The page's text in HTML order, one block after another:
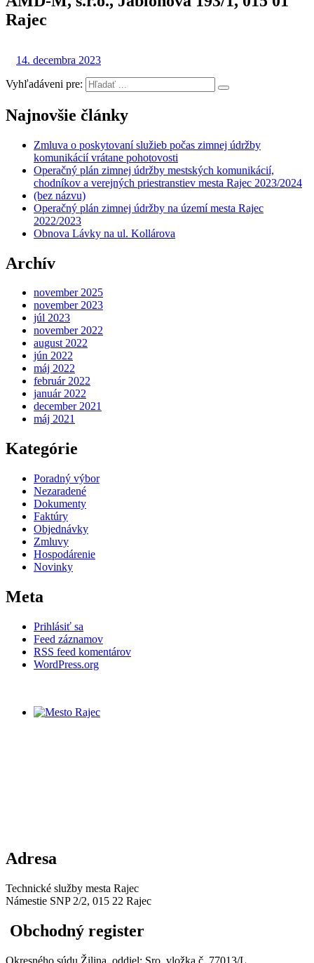
Rajec
14. decembra 2023
Vyhľadáveni pre:
Najnovšie články
Zmluva o poskytovaní služieb počas zimnej údržby
komunikácií vrátane pohotovosti
Operačný plán zimnej údržby mestských komunikácií,
chodníkov a verejných priestranstiev mesta Rajec 2023/2024
(bez názvu)
Operačný plán zimnej údržby na území mesta Rajec
2022/2023
Obnova Lávky na ul. Kollárova
Archív
november 2025
november 2023
júl 2023
november 2022
august 2022
jún 2022
máj 2022
február 2022
január 2022
december 2021
máj 2021
Kategórie
Poradný výbor
Nezaradené
Dokumenty
Faktúry
Objednávky
Zmluvy
Hospodárenie
Novinky
Meta
Prihlásiť sa
Feed záznamov
RSS feed komentárov
WordPress.org
Adresa
Technické služby mesta Rajec
Námestie SNP 2/2, 015 22 Rajec
Obchodný register
Okresného súdu Žilina, oddiel: Sro, vložka č. 77013/L